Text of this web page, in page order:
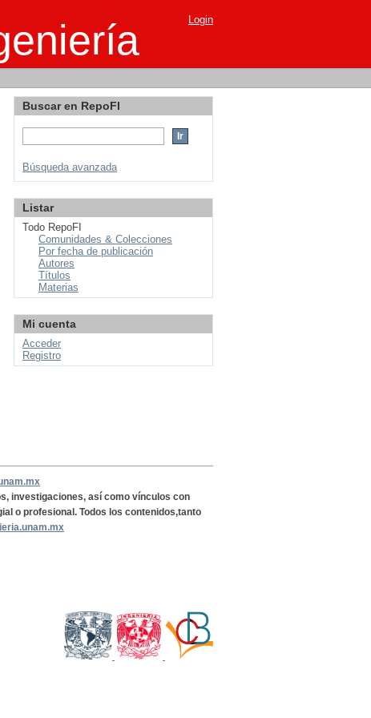
Login
Buscar en RepoFI
Búsqueda avanzada
Listar
Todo RepoFI
Comunidades & Colecciones
Por fecha de publicación
Autores
Títulos
Materias
Mi cuenta
Acceder
Registro
investigaciones, así como vínculos con
o profesional. Todos los contenidos,tanto